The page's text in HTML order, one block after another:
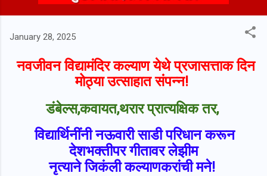
January 28, 2025
नवजीवन विद्यामंदिर कल्याण येथे प्रजासत्ताक दिन
मोठ्या उत्साहात संपन्न!
डंबेल्स,कवायत,थरार प्रात्यक्षिक तर,
विद्यार्थिनींनी नऊवारी साडी परिधान करून
देशभक्तीपर गीतावर लेझीम
नृत्याने जिकंली कल्याणकरांचीमने!